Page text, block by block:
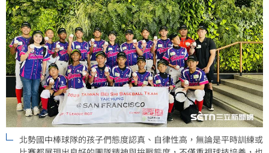
北勢國中棒球隊的孩子們態度認真、自律性高，無論是平時訓練或